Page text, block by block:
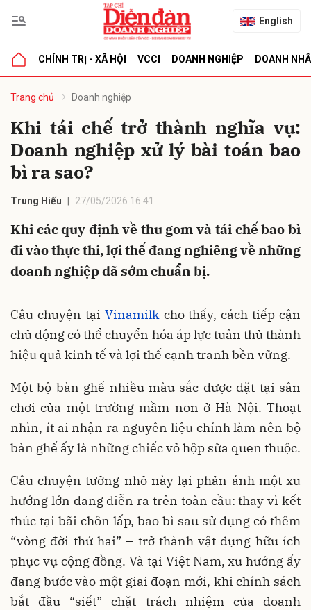
English
CHÍNH TRỊ - XÃ HỘI VCCI DOANH NGHIỆP DOANH
Trang chủ Doanh nghiệp
Khi tái chế trở thành nghĩa vụ:
Doanh nghiệp xử lý bài toán bao
bì ra sao?
Trung Hiếu 27/05/2026 16:41
Khi các quy định về thu gom và tái chế bao bì
đi vào thực thi, lợi thế đang nghiêng về những
doanh nghiệp đã sớm chuẩn bị.
Câu chuyện tại Vinamilkcho thấy, cách tiếp cận
chủ động có thể chuyển hóa áp lực tuân thủ thành
hiệu quả kinh tế và lợi thế cạnh tranh bền vững.
Một bộ bàn ghế nhiều màu sắc được đặt tại sân
chơi của một trường mầm non ở Hà Nội. Thoạt
nhìn, ít ai nhận ra nguyên liệu chính làm nên bộ
bàn ghế ấy là những chiếc vỏ hộp sữa quen thuộc.
Câu chuyện tưởng nhỏ này lại phản ánh một xu
hướng lớn đang diễn ra trên toàn cầu: thay vì kết
thúc tại bãi chôn lấp, bao bì sau sử dụng có thêm
“vòng đời thứ hai” – trở thành vật dụng hữu ích
phục vụ cộng đồng. Và tại Việt Nam, xu hướng ấy
đang bước vào một giai đoạn mới, khi chính sách
bắt đầu “siết” chặt trách nhiệm của doanh
luận
Hủy